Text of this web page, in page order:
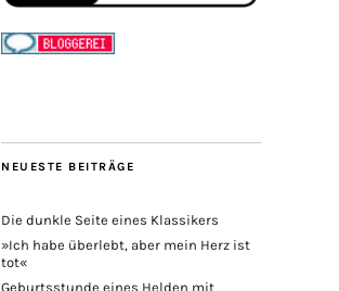
NEUESTE BEITRÄGE
Die dunkle Seite eines Klassikers
»Ich habe überlebt, aber mein Herz ist
tot«
Geburtsstunde eines Helden mit